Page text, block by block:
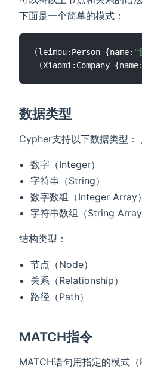
下面是一个简单的模式：
(leimou:Person {name: "
(Xiaomi:Company {name:
数据类型
Cypher支持以下数据类型：
数字（Integer）
字符串（String）
数字数组（Integer Array）
字符串数组（String Array
结构类型：
节点（Node）
关系（Relationship）
路径（Path）
MATCH指令
MATCH语句用指定的模式